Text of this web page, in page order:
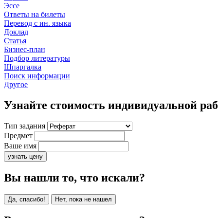
Эссе
Ответы на билеты
Перевод с ин. языка
Доклад
Статья
Бизнес-план
Подбор литературы
Шпаргалка
Поиск информации
Другое
Узнайте стоимость индивидуальной
Тип задания
Предмет
Ваше имя
узнать цену
Вы нашли то, что искали?
Да, спасибо! Нет, пока не нашел